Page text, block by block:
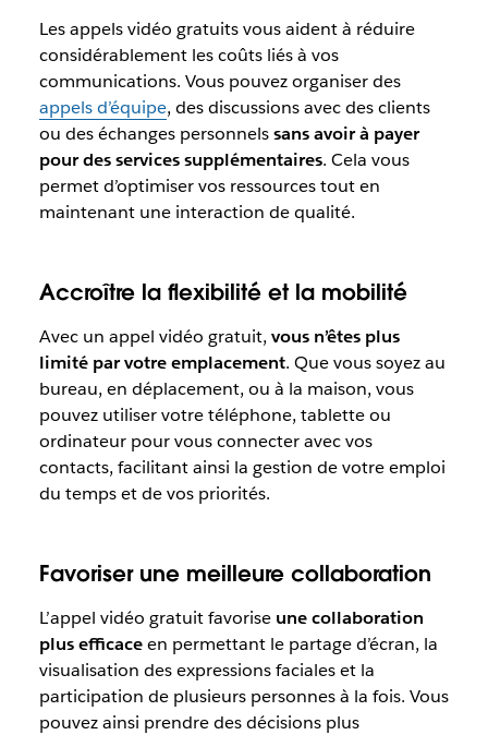
Les appels vidéo gratuits vous aident à réduire
considérablement les coûts liés à vos
communications. Vous pouvez organiser des
appels d’équipe, des discussions avec des clients
ou des échanges personnelssans avoir à payer
pour des services supplémentaires. Cela vous
permet d’optimiser vos ressources tout en
maintenant une interaction de qualité.
Accroître la flexibilité et la mobilité
Avec un appel vidéo gratuit, vous n’êtes plus
limité par votre emplacement. Que vous soyez au
bureau, en déplacement, ou à la maison, vous
pouvez utiliser votre téléphone, tablette ou
ordinateur pour vous connecter avec vos
contacts, facilitant ainsi la gestion de votre emploi
du temps et de vos priorités.
Favoriser une meilleure collaboration
L’appel vidéo gratuit favorise une collaboration
plus efficaceen permettant le partage d’écran, la
visualisation des expressions faciales et la
participation de plusieurs personnes à la fois. Vous
pouvez ainsi prendre des décisions plus